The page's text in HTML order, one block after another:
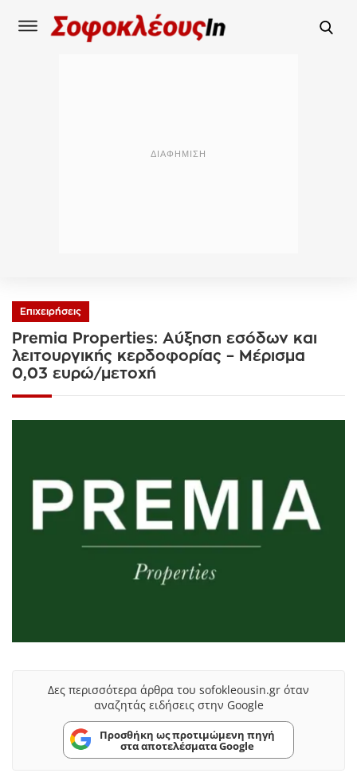
Επιχειρήσεις
Premia Properties: Αύξηση εσόδων και
λειτουργικής κερδοφορίας – Μέρισμα
0,03 ευρώ/μετοχή
Δες περισσότερα άρθρα του sofokleousin.gr όταν
αναζητάς ειδήσεις στην Google
Προσθήκη ως προτιμώμενη πηγή
στα αποτελέσματα Google